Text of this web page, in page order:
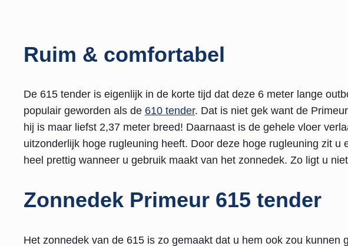
Ruim & comfortabel
De 615 tender is eigenlijk in de korte tijd dat deze 6 meter lange
populair geworden als de 610 tender. Dat is niet gek want de
hij is maar liefst 2,37 meter breed! Daarnaast is de gehele vloer
uitzonderlijk hoge rugleuning heeft. Door deze hoge rugleuning zit u
heel prettig wanneer u gebruik maakt van het zonnedek. Zo ligt u
Zonnedek Primeur 615 tender
Het zonnedek van de 615 is zo gemaakt dat u hem ook zou kunnen